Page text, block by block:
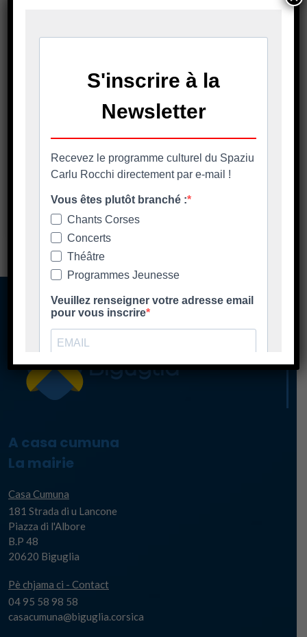
A casa cumuna
La mairie
Casa Cumuna
181 Strada di u Lancone
Piazza di l'Albore
B.P 48
20620 Biguglia
Pè chjama ci - Contact
04 95 58 98 58
casacumuna@biguglia.corsica